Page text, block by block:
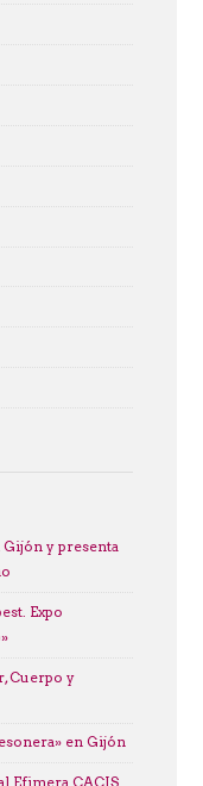
y presenta
Expo
Cuerpo y
en Gijón